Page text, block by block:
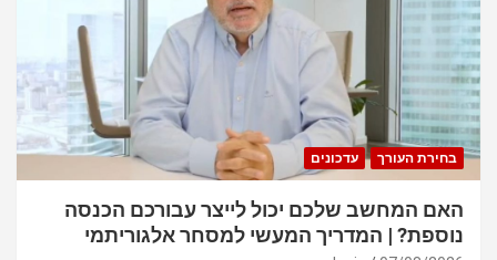
בחירת העורך עדכונים
האם המחשב שלכם יכול לייצר עבורכם הכנסה
נוספת? | המדריך המעשי למסחר אלגוריתמי